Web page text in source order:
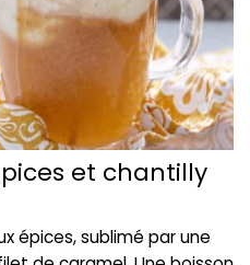
et chantilly
épices, sublimé par une